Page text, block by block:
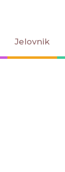
Jelovnik